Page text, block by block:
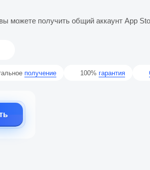
можете получить общий аккаунт App
получение 100% гарантия